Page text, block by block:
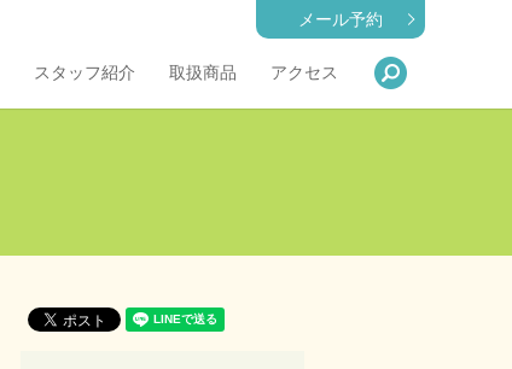
メール予約
スタッフ紹介 取扱商品 アクセス